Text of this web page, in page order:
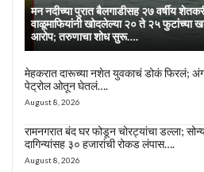
मन नदीच्या पुरात बैलगाडीसह २७ वर्षीय
वाळूमाफियांनी खोदलेल्या २० ते २५ फुटांच्या
आरोप; तरुणाचा शोध सुरू….
मेहकरात दारूच्या नशेत युवकाचं डोकं फिरलं;
पेट्रोल ओतून घेतलं….
August 8, 2026
रामनगरात बंद घर फोडून चोरट्यांचा डल्ला;
दागिन्यांसह ३० हजारांची रोकड लंपास….
August 8, 2026